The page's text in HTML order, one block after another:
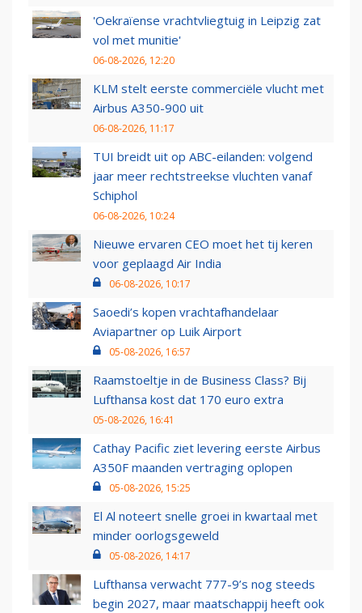
'Oekraïense vrachtvliegtuig in Leipzig zat
vol met munitie'
06-08-2026, 12:20
KLM stelt eerste commerciële vlucht met
Airbus A350-900 uit
06-08-2026, 11:17
TUI breidt uit op ABC-eilanden: volgend
jaar meer rechtstreekse vluchten vanaf
Schiphol
06-08-2026, 10:24
Nieuwe ervaren CEO moet het tij keren
voor geplaagd Air India
06-08-2026, 10:17
Saoedi’s kopen vrachtafhandelaar
Aviapartner op Luik Airport
05-08-2026, 16:57
Raamstoeltje in de Business Class? Bij
Lufthansa kost dat 170 euro extra
05-08-2026, 16:41
Cathay Pacific ziet levering eerste Airbus
A350F maanden vertraging oplopen
05-08-2026, 15:25
El Al noteert snelle groei in kwartaal met
minder oorlogsgeweld
05-08-2026, 14:17
Lufthansa verwacht 777-9’s nog steeds
begin 2027, maar maatschappij heeft ook